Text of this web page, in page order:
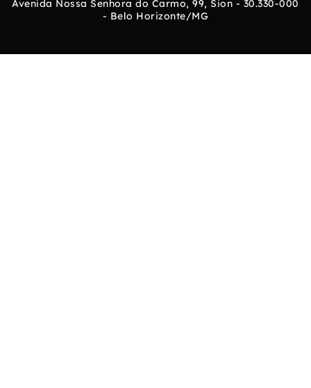
Avenida Nossa Senhora do Carmo, 99, Sion - 30.330-000
- Belo Horizonte/MG